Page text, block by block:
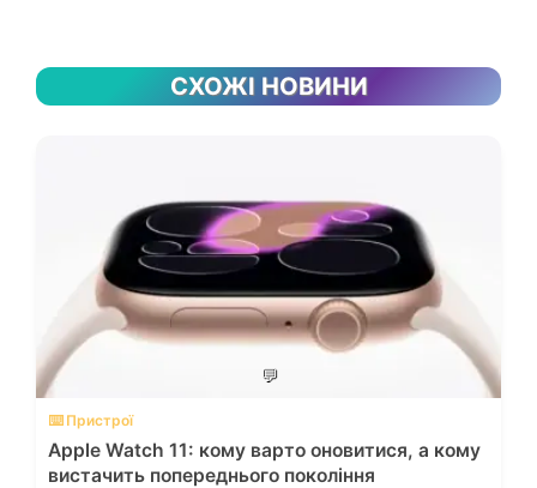
СХОЖІ НОВИНИ
💬
⌨️ Пристрої
Apple Watch 11: кому варто оновитися, а кому
вистачить попереднього покоління